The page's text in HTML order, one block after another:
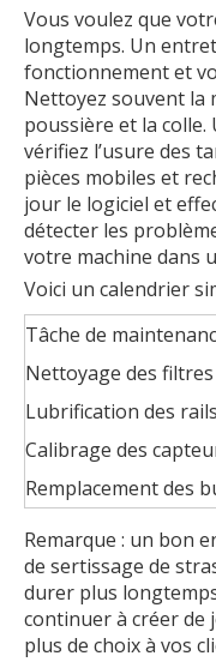
Vous voulez que
longtemps. Un
fonctionnement et
Nettoyez souvent la
poussière et la
vérifiez l’usure des
pièces mobiles et
jour le logiciel et
détecter les
votre machine dans
Voici un calendrier
Tâche de
Nettoyage des
Lubrification des
Calibrage des
Remplacement des
Remarque : un bon
de sertissage de
durer plus
continuer à créer de
plus de choix à vos